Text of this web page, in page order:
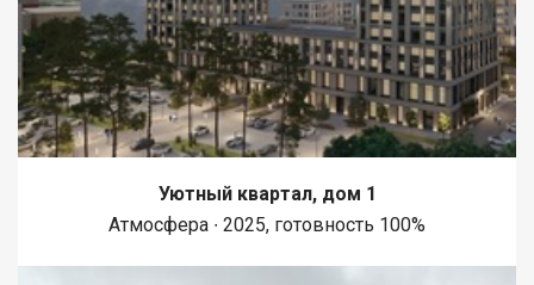
Уютный квартал, дом 1
Атмосфера ∙ 2025, готовность 100%